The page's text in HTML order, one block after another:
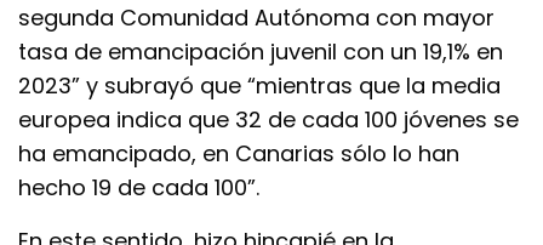
segunda Comunidad Autónoma con mayor
tasa de emancipación juvenil con un 19,1% en
2023” y subrayó que “mientras que la media
europea indica que 32 de cada 100 jóvenes se
ha emancipado, en Canarias sólo lo han
hecho 19 de cada 100”.